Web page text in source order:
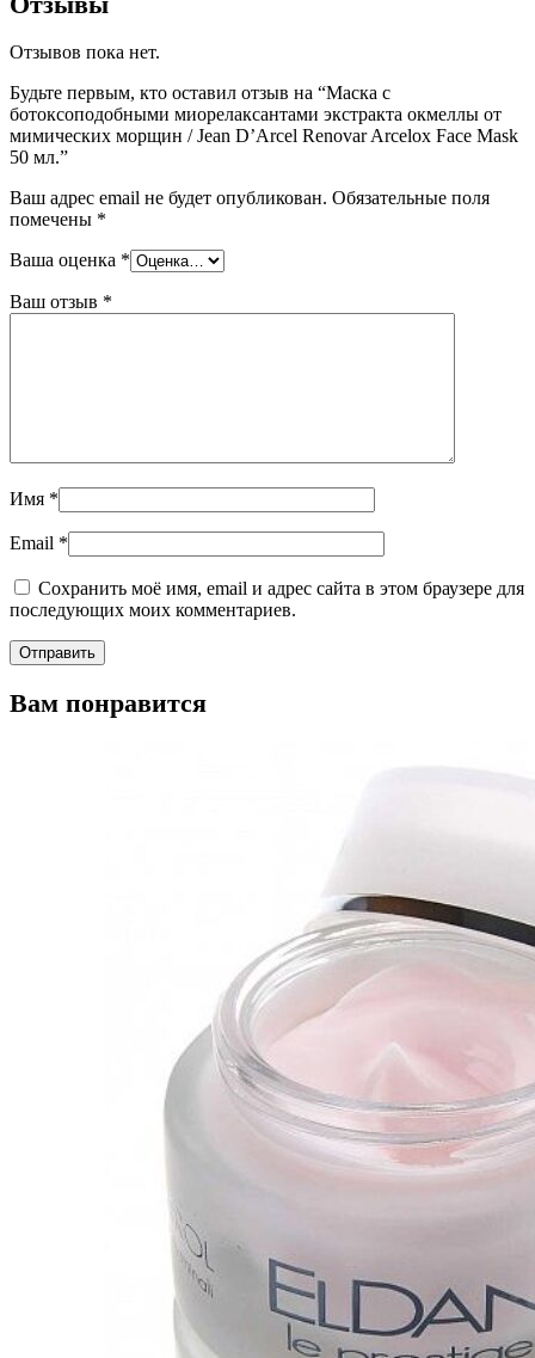
Отзывов пока нет.
Будьте первым, кто оставил отзыв на “Маска с
ботоксоподобными миорелаксантами экстракта окмеллы от
мимических морщин / Jean D’Arcel Renovar Arcelox Face Mask
50 мл.”
Ваш адрес email не будет опубликован. Обязательные поля
помечены *
Ваша оценка *
Ваш отзыв *
Имя *
Email *
Сохранить моё имя, email и адрес сайта в этом браузере для
последующих моих комментариев.
Вам понравится